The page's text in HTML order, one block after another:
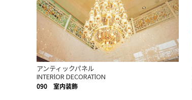
アンティックパネル
INTERlOR DECORATlON
090 室内装飾